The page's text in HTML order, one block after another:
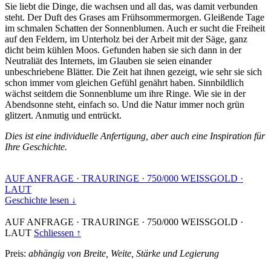
Sie liebt die Dinge, die wachsen und all das, was damit verbunden
steht. Der Duft des Grases am Frühsommermorgen. Gleißende Tage
im schmalen Schatten der Sonnenblumen. Auch er sucht die Freiheit
auf den Feldern, im Unterholz bei der Arbeit mit der Säge, ganz
dicht beim kühlen Moos. Gefunden haben sie sich dann in der
Neutraliät des Internets, im Glauben sie seien einander
unbeschriebene Blätter. Die Zeit hat ihnen gezeigt, wie sehr sie sich
schon immer vom gleichen Gefühl genährt haben. Sinnbildlich
wächst seitdem die Sonnenblume um ihre Ringe. Wie sie in der
Abendsonne steht, einfach so. Und die Natur immer noch grün
glitzert. Anmutig und entrückt.
Dies ist eine individuelle Anfertigung, aber auch eine Inspiration für
Ihre Geschichte.
AUF ANFRAGE · TRAURINGE · 750/000 WEISSGOLD ·
LAUT
Geschichte lesen ↓
AUF ANFRAGE · TRAURINGE · 750/000 WEISSGOLD ·
LAUT Schliessen ↑
Preis: abhängig von Breite, Weite, Stärke und Legierung